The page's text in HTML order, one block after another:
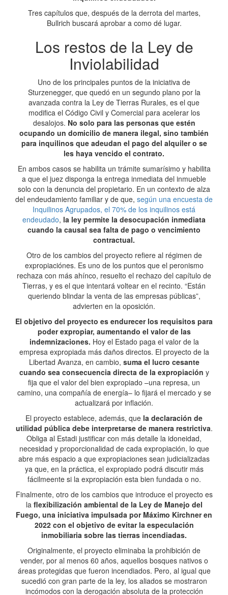
Tres capítulos que, después de la derrota del martes,
Bullrich buscará aprobar a como dé lugar.
Los restos de la Ley de
Inviolabilidad
Uno de los principales puntos de la iniciativa de
Sturzenegger, que quedó en un segundo plano por la
avanzada contra la Ley de Tierras Rurales, es el que
modifica el Código Civil y Comercial para acelerar los
desalojos. No solo para las personas que estén
ocupando un domicilio de manera ilegal, sino también
para inquilinos que adeudan el pago del alquiler o se
les haya vencido el contrato.
En ambos casos se habilita un trámite sumarísimo y habilita
a que el juez disponga la entrega inmediata del inmueble
solo con la denuncia del propietario. En un contexto de alza
del endeudamiento familiar y de que, según una encuesta de
Inquilinos Agrupados, el 70% de los inquilinos está
endeudado, la ley permite la desocupación inmediata
cuando la causal sea falta de pago o vencimiento
contractual.
Otro de los cambios del proyecto refiere al régimen de
expropiaciónes. Es uno de los puntos que el peronismo
rechaza con más ahínco, resuelto el rechazo del capítulo de
Tierras, y es el que intentará voltear en el recinto. “Están
queriendo blindar la venta de las empresas públicas”,
advierten en la oposición.
El objetivo del proyecto es endurecer los requisitos para
poder expropiar, aumentando el valor de las
indemnizaciones. Hoy el Estado paga el valor de la
empresa expropiada más daños directos. El proyecto de la
Libertad Avanza, en cambio, suma el lucro cesante
cuando sea consecuencia directa de la expropiación y
fija que el valor del bien expropiado –una represa, un
camino, una compañía de energía– lo fijará el mercado y se
actualizará por inflación.
El proyecto establece, además, que la declaración de
utilidad pública debe interpretarse de manera restrictiva.
Obliga al Estadi justificar con más detalle la idoneidad,
necesidad y proporcionalidad de cada expropiación, lo que
abre más espacio a que expropiaciones sean judicializadas
ya que, en la práctica, el expropiado podrá discutir más
fácilmeente si la expropiación esta bien fundada o no.
Finalmente, otro de los cambios que introduce el proyecto es
la flexibilización ambiental de la Ley de Manejo del
Fuego, una iniciativa impulsada por Máximo Kirchner en
2022 con el objetivo de evitar la especulación
inmobiliaria sobre las tierras incendiadas.
Originalmente, el proyecto eliminaba la prohibición de
vender, por al menos 60 años, aquellos bosques nativos o
áreas protegidas que fueron incendiados. Pero, al igual que
sucedió con gran parte de la ley, los aliados se mostraron
incómodos con la derogación absoluta de la protección